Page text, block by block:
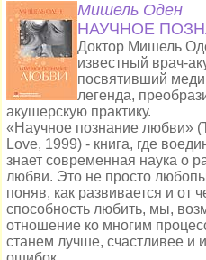
Мишель Оден
НАУЧНОЕ
Доктор Мишель
известный врач-
посвятивший
легенда,
акушерскую практику.
«Научное познание любви»
Love, 1999) - книга, где
знает современная наука о
любви. Это не просто
поняв, как развивается и от
способность любить, мы,
отношение ко многим
станем лучше, счастливее и